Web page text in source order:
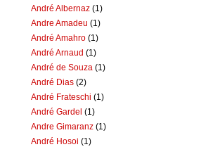
André Albernaz (1)
Andre Amadeu (1)
André Amahro (1)
André Arnaud (1)
André de Souza (1)
André Dias (2)
André Frateschi (1)
André Gardel (1)
Andre Gimaranz (1)
André Hosoi (1)